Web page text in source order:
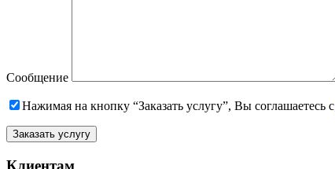
Сообщение
Нажимая на кнопку “Заказать услугу”, Вы соглашаетесь с
Клиентам